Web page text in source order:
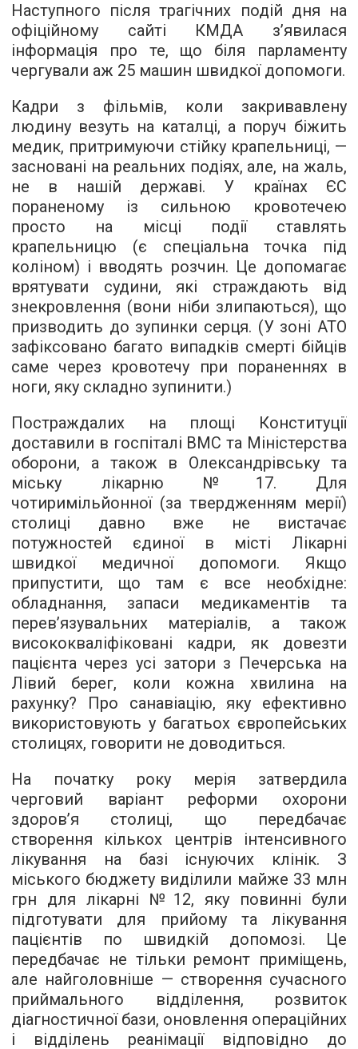
Наступного після трагічних подій дня на
офіційному сайті КМДА з’явилася
інформація про те, що біля парламенту
чергували аж 25 машин швидкої допомоги.
Кадри з фільмів, коли закривавлену
людину везуть на каталці, а поруч біжить
медик, притримуючи стійку крапельниці, —
засновані на реальних подіях, але, на жаль,
не в нашій державі. У країнах ЄС
пораненому із сильною кровотечею
просто на місці події ставлять
крапельницю (є спеціальна точка під
коліном) і вводять розчин. Це допомагає
врятувати судини, які страждають від
знекровлення (вони ніби злипаються), що
призводить до зупинки серця. (У зоні АТО
зафіксовано багато випадків смерті бійців
саме через кровотечу при пораненнях в
ноги, яку складно зупинити.)
Постраждалих на площі Конституції
доставили в госпіталі ВМС та Міністерства
оборони, а також в Олександрівську та
міську лікарню №17. Для
чотиримільйонної (за твердженням мерії)
столиці давно вже не вистачає
потужностей єдиної в місті Лікарні
швидкої медичної допомоги. Якщо
припустити, що там є все необхідне:
обладнання, запаси медикаментів та
перев’язувальних матеріалів, а також
висококваліфіковані кадри, як довезти
пацієнта через усі затори з Печерська на
Лівий берег, коли кожна хвилина на
рахунку? Про санавіацію, яку ефективно
використовують у багатьох європейських
столицях, говорити не доводиться.
На початку року мерія затвердила
черговий варіант реформи охорони
здоров’я столиці, що передбачає
створення кількох центрів інтенсивного
лікування на базі існуючих клінік. З
міського бюджету виділили майже 33 млн
грн для лікарні №12, яку повинні були
підготувати для прийому та лікування
пацієнтів по швидкій допомозі. Це
передбачає не тільки ремонт приміщень,
але найголовніше — створення сучасного
приймального відділення, розвиток
діагностичної бази, оновлення операційних
і відділень реанімації відповідно до